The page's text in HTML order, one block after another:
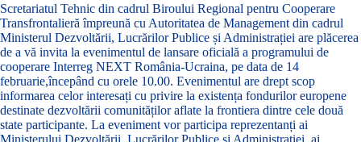
Scretariatul Tehnic din cadrul Biroului Regional pentru Cooperare
Transfrontalieră împreună cu Autoritatea de Management din cadrul
Ministerul Dezvoltării, Lucrărilor Publice și Administrației are plăcerea
de a vă invita la evenimentul de lansare oficială a programului de
cooperare Interreg NEXT România-Ucraina, pe data de 14
februarie,începând cu orele 10.00. Evenimentul are drept scop
informarea celor interesați cu privire la existența fondurilor europene
destinate dezvoltării comunităților aflate la frontiera dintre cele două
state participante. La eveniment vor participa reprezentanți ai
Ministerului Dezvoltării, Lucrărilor Publice și Administrației, ai